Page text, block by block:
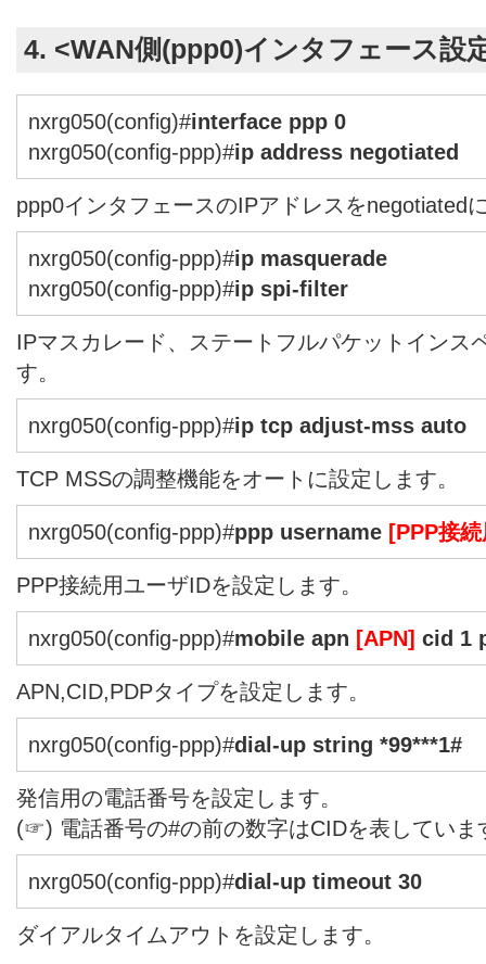
4. <WAN側(ppp0)インタフェース設
nxrg050(config)#interface ppp 0
nxrg050(config-ppp)#ip address negotiated
ppp0インタフェースのIPアドレスをnegotiated
nxrg050(config-ppp)#ip masquerade
nxrg050(config-ppp)#ip spi-filter
IPマスカレード、ステートフルパケットインス
す。
nxrg050(config-ppp)#ip tcp adjust-mss auto
TCP MSSの調整機能をオートに設定します。
nxrg050(config-ppp)#ppp username [PPP接
PPP接続用ユーザIDを設定します。
nxrg050(config-ppp)#mobile apn [APN] cid 1
APN,CID,PDPタイプを設定します。
nxrg050(config-ppp)#dial-up string *99***1#
発信用の電話番号を設定します。
(☞) 電話番号の#の前の数字はCIDを表していま
nxrg050(config-ppp)#dial-up timeout 30
ダイアルタイムアウトを設定します。